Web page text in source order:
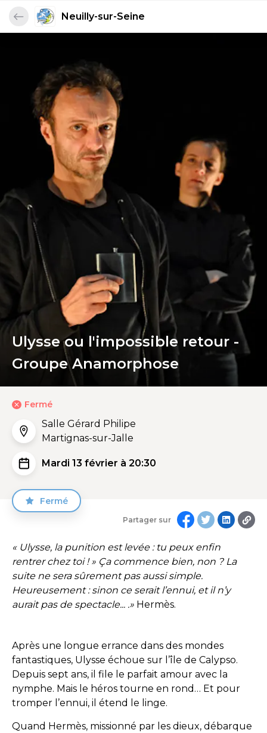
Neuilly-sur-Seine
Fermé
Salle Gérard Philipe
Martignas-sur-Jalle
Mardi 13 février à 20:30
Fermé
Ulysse ou l'impossible retour -
Groupe Anamorphose
Partager sur
« Ulysse, la punition est levée : tu peux enfin
rentrer chez toi ! » Ça commence bien, non ? La
suite ne sera sûrement pas aussi simple.
Heureusement : sinon ce serait l’ennui, et il n’y
aurait pas de spectacle... .» Hermès.
Après une longue errance dans des mondes
fantastiques, Ulysse échoue sur l’île de Calypso.
Depuis sept ans, il file le parfait amour avec la
nymphe. Mais le héros tourne en rond… Et pour
tromper l’ennui, il étend le linge.
Quand Hermès, missionné par les dieux, débarque